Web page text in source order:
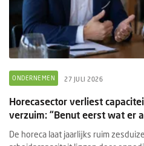
ONDERNEMEN 27 JULI 2026
Horecasector verliest
verzuim: “Benut eerst wat er
De horeca laat jaarlijks ruim